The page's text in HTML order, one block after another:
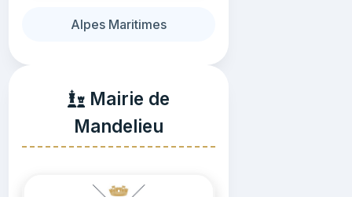
Alpes Maritimes
Mairie de
Mandelieu